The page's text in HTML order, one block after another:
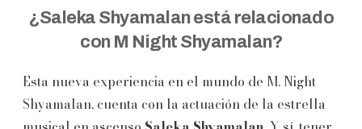
¿Saleka Shyamalan está relacionado
con M Night Shyamalan?
Esta nueva experiencia en el mundo de M. Night
Shyamalan, cuenta con la actuación de la estrella